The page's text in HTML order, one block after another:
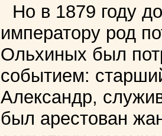
Но в 1879 году
императору род
Ольхиных был
событием:
Александр,
был арестован